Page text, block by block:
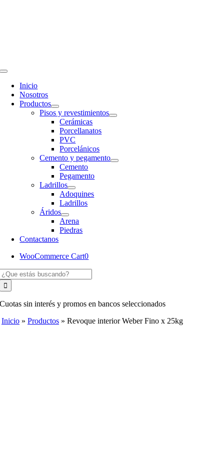
Toggle
Navigation
Inicio
Nosotros
Productos
Pisos y revestimientos
Cerámicas
Porcellanatos
PVC
Porcelánicos
Cemento y pegamento
Cemento
Pegamento
Ladrillos
Adoquines
Ladrillos
Áridos
Arena
Piedras
Contactanos
WooCommerce Cart0
Cuotas sin interés y promos en bancos seleccionados
Inicio » Productos » Revoque interior Weber Fino x 25kg